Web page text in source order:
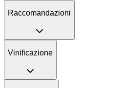
Raccomandazioni
Vinificazione